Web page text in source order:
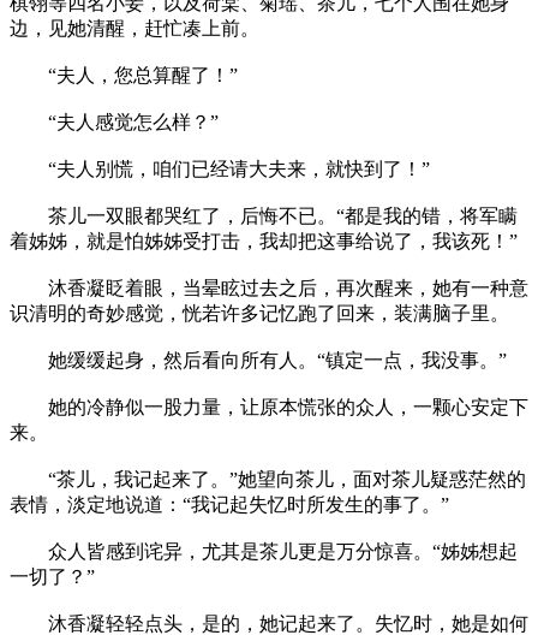
边，见她清醒，赶忙凑上前。
“夫人，您总算醒了！”
“夫人感觉怎么样？”
“夫人别慌，咱们已经请大夫来，就快到了！”
茶儿一双眼都哭红了，后悔不已。“都是我的错，将军瞒
着姊姊，就是怕姊姊受打击，我却把这事给说了，我该死！”
沐香凝眨着眼，当晕眩过去之后，再次醒来，她有一种意
识清明的奇妙感觉，恍若许多记忆跑了回来，装满脑子里。
她缓缓起身，然后看向所有人。“镇定一点，我没事。”
她的冷静似一股力量，让原本慌张的众人，一颗心安定下
来。
“茶儿，我记起来了。”她望向茶儿，面对茶儿疑惑茫然的
表情，淡定地说道：“我记起失忆时所发生的事了。”
众人皆感到诧异，尤其是茶儿更是万分惊喜。“姊姊想起
一切了？”
沐香凝轻轻点头，是的，她记起来了。失忆时，她是如何